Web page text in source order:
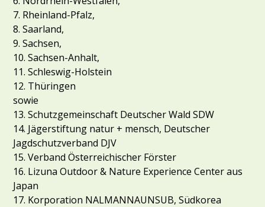
7. Rheinland-Pfalz,
8. Saarland,
9. Sachsen,
10. Sachsen-Anhalt,
11. Schleswig-Holstein
12. Thüringen
sowie
13. Schutzgemeinschaft Deutscher Wald SDW
14. Jägerstiftung natur + mensch, Deutscher
Jagdschutzverband DJV
15. Verband Österreichischer Förster
16. Lizuna Outdoor & Nature Experience Center aus
Japan
17. Korporation NALMANNAUNSUB, Südkorea